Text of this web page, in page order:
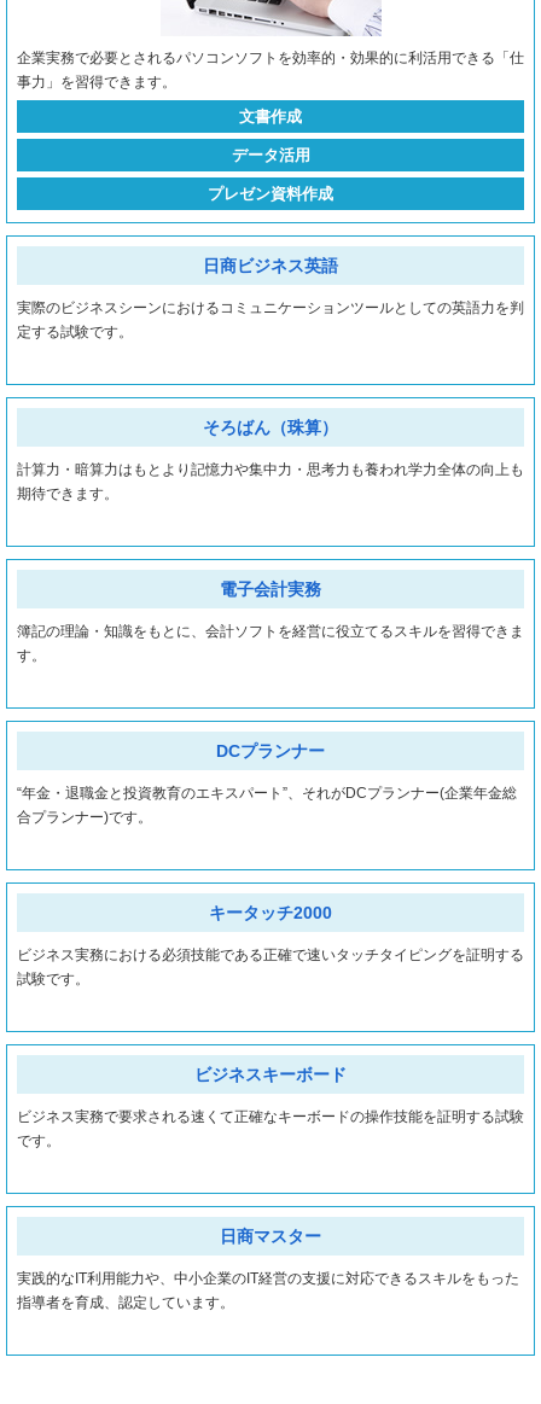
企業実務で必要とされるパソコンソフトを効率的・効果的に利活用できる「仕
事力」を習得できます。
文書作成
データ活用
プレゼン資料作成
日商ビジネス英語
実際のビジネスシーンにおけるコミュニケーションツールとしての英語力を判
定する試験です。
そろばん（珠算）
計算力・暗算力はもとより記憶力や集中力・思考力も養われ学力全体の向上も
期待できます。
電子会計実務
簿記の理論・知識をもとに、会計ソフトを経営に役立てるスキルを習得できま
す。
DCプランナー
“年金・退職金と投資教育のエキスパート”、それがDCプランナー(企業年金総
合プランナー)です。
キータッチ2000
ビジネス実務における必須技能である正確で速いタッチタイピングを証明する
試験です。
ビジネスキーボード
ビジネス実務で要求される速くて正確なキーボードの操作技能を証明する試験
です。
日商マスター
実践的なIT利用能力や、中小企業のIT経営の支援に対応できるスキルをもった
指導者を育成、認定しています。